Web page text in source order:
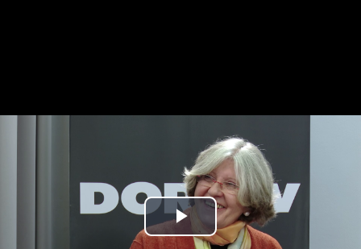
Play